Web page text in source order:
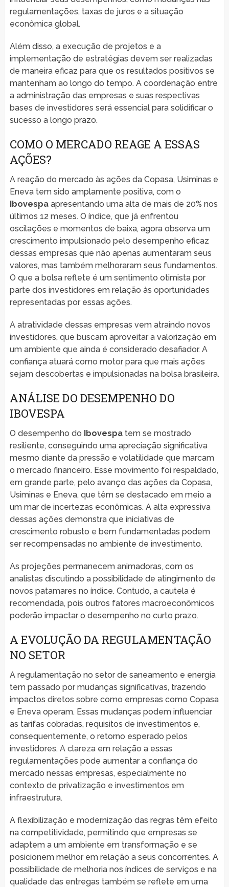
regulamentações, taxas de juros e a situação
econômica global.
Além disso, a execução de projetos e a
implementação de estratégias devem ser realizadas
de maneira eficaz para que os resultados positivos se
mantenham ao longo do tempo. A coordenação entre
a administração das empresas e suas respectivas
bases de investidores será essencial para solidificar o
sucesso a longo prazo.
COMO O MERCADO REAGE A ESSAS
AÇÕES?
A reação do mercado às ações da Copasa, Usiminas e
Eneva tem sido amplamente positiva, com o
Ibovespaapresentando uma alta de mais de 20% nos
últimos 12 meses. O índice, que já enfrentou
oscilações e momentos de baixa, agora observa um
crescimento impulsionado pelo desempenho eficaz
dessas empresas que não apenas aumentaram seus
valores, mas também melhoraram seus fundamentos.
O que a bolsa reflete é um sentimento otimista por
parte dos investidores em relação às oportunidades
representadas por essas ações.
A atratividade dessas empresas vem atraindo novos
investidores, que buscam aproveitar a valorização em
um ambiente que ainda é considerado desafiador. A
confiança atuará como motor para que mais ações
sejam descobertas e impulsionadas na bolsa brasileira.
ANÁLISE DO DESEMPENHO DO
IBOVESPA
O desempenho do Ibovespatem se mostrado
resiliente, conseguindo uma apreciação significativa
mesmo diante da pressão e volatilidade que marcam
o mercado financeiro. Esse movimento foi respaldado,
em grande parte, pelo avanço das ações da Copasa,
Usiminas e Eneva, que têm se destacado em meio a
um mar de incertezas econômicas. A alta expressiva
dessas ações demonstra que iniciativas de
crescimento robusto e bem fundamentadas podem
ser recompensadas no ambiente de investimento.
As projeções permanecem animadoras, com os
analistas discutindo a possibilidade de atingimento de
novos patamares no índice. Contudo, a cautela é
recomendada, pois outros fatores macroeconômicos
poderão impactar o desempenho no curto prazo.
A EVOLUÇÃO DA REGULAMENTAÇÃO
NO SETOR
A regulamentação no setor de saneamento e energia
tem passado por mudanças significativas, trazendo
impactos diretos sobre como empresas como Copasa
e Eneva operam. Essas mudanças podem influenciar
as tarifas cobradas, requisitos de investimentos e,
consequentemente, o retorno esperado pelos
investidores. A clareza em relação a essas
regulamentações pode aumentar a confiança do
mercado nessas empresas, especialmente no
contexto de privatização e investimentos em
infraestrutura.
A flexibilização e modernização das regras têm efeito
na competitividade, permitindo que empresas se
adaptem a um ambiente em transformação e se
posicionem melhor em relação a seus concorrentes. A
possibilidade de melhoria nos índices de serviços e na
qualidade das entregas também se reflete em uma